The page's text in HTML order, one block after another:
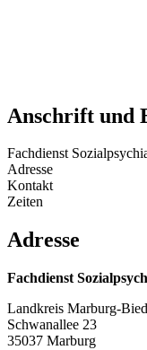
Anschrift und
Fachdienst
Adresse
Kontakt
Zeiten
Adresse
Fachdienst
Landkreis Marburg-
Schwanallee 23
35037 Marburg